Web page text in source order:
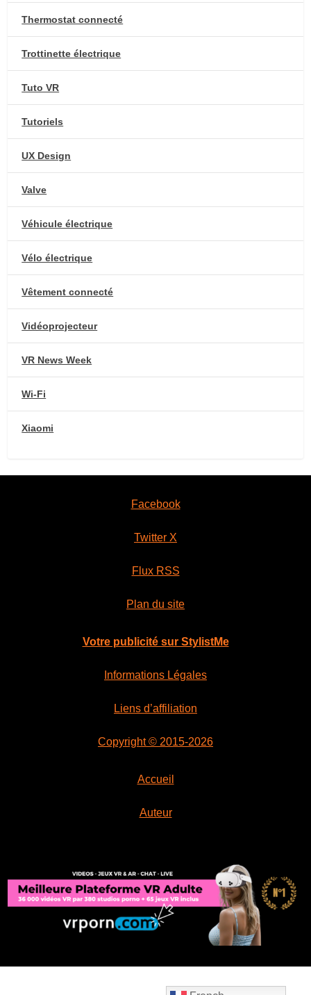
Thermostat connecté
Trottinette électrique
Tuto VR
Tutoriels
UX Design
Valve
Véhicule électrique
Vélo électrique
Vêtement connecté
Vidéoprojecteur
VR News Week
Wi-Fi
Xiaomi
Facebook
Twitter X
Flux RSS
Plan du site
Votre publicité sur StylistMe
Informations Légales
Liens d’affiliation
Copyright © 2015-2026
Accueil
Auteur